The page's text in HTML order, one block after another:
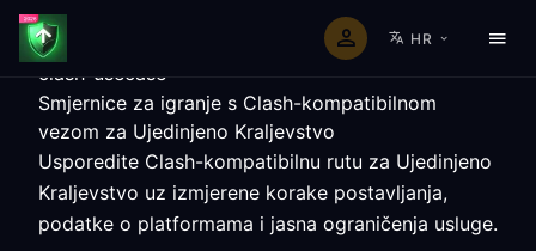
HR
clash-usecase
Smjernice za igranje s Clash-kompatibilnom
vezom za Ujedinjeno Kraljevstvo
Usporedite Clash-kompatibilnu rutu za Ujedinjeno
Kraljevstvo uz izmjerene korake postavljanja,
podatke o platformama i jasna ograničenja usluge.